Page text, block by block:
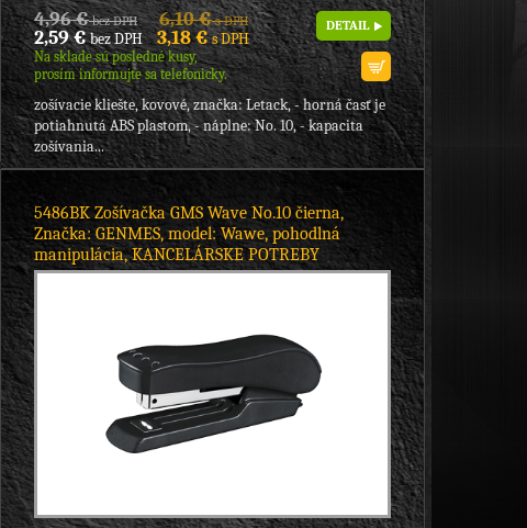
4,96 €bez DPH 6,10 €s DPH
2,59 €bez DPH 3,18 €s DPH
Na sklade sú posledné kusy,
prosím informujte sa telefonicky.
DETAIL
zošívacie kliešte, kovové, značka: Letack, - horná časť je
potiahnutá ABS plastom, - náplne: No. 10, - kapacita
zošívania...
5486BK Zošívačka GMS Wave No.10 čierna,
Značka: GENMES, model: Wawe, pohodlná
manipulácia, KANCELÁRSKE POTREBY